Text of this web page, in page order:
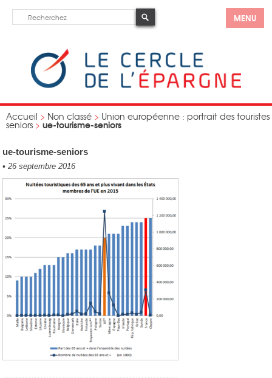
MENU
Accueil > Non classé > Union européenne : portrait des touristes
seniors > ue-tourisme-seniors
ue-tourisme-seniors
• 26 septembre 2016